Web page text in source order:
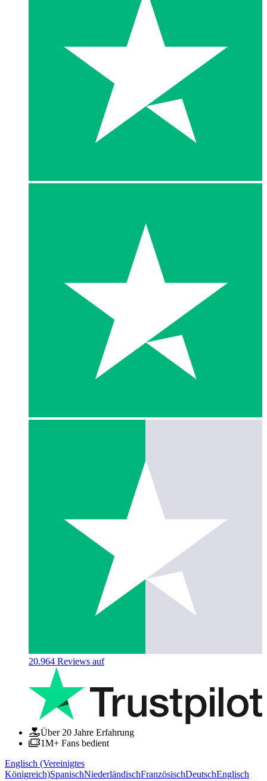
20.964 Reviews auf
Über 20 Jahre Erfahrung
1M+ Fans bedient
Englisch (Vereinigtes
Königreich)SpanischNiederländischFranzösischDeutschEnglisch